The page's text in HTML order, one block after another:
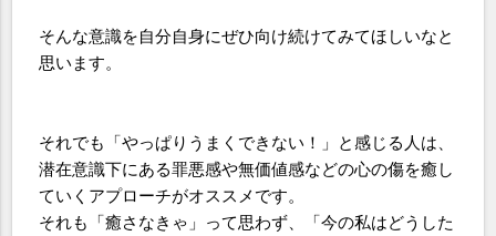
そんな意識を自分自身にぜひ向け続けてみてほしいなと
思います。
それでも「やっぱりうまくできない！」と感じる人は、
潜在意識下にある罪悪感や無価値感などの心の傷を癒し
ていくアプローチがオススメです。
それも「癒さなきゃ」って思わず、「今の私はどうした